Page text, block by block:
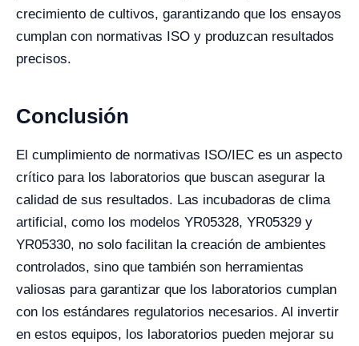
crecimiento de cultivos, garantizando que los ensayos
cumplan con normativas ISO y produzcan resultados
precisos.
Conclusión
El cumplimiento de normativas ISO/IEC es un aspecto
crítico para los laboratorios que buscan asegurar la
calidad de sus resultados. Las incubadoras de clima
artificial, como los modelos YR05328, YR05329 y
YR05330, no solo facilitan la creación de ambientes
controlados, sino que también son herramientas
valiosas para garantizar que los laboratorios cumplan
con los estándares regulatorios necesarios. Al invertir
en estos equipos, los laboratorios pueden mejorar su